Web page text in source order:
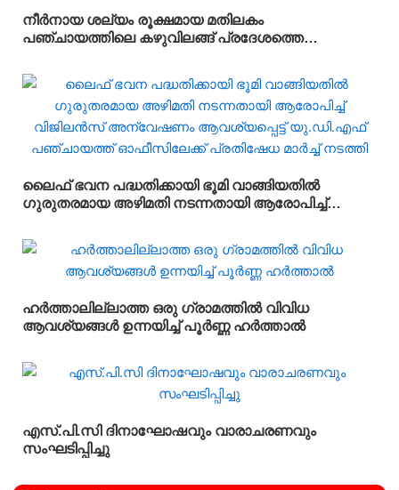
നീർനായ ശല്യം രൂക്ഷമായ മതിലകം
പഞ്ചായത്തിലെ കഴുവിലങ്ങ് പ്രദേശത്തെ
കുളങ്ങളിൽ കൂടുകൾ സ്ഥാപിച്ചു.
ലൈഫ് ഭവന പദ്ധതിക്കായി ഭൂമി വാങ്ങിയതിൽ
ഗുരുതരമായ അഴിമതി നടന്നതായി ആരോപിച്ച്
പഞ്ചായത്ത് ഓഫീസിലേക്ക് പ്രതിഷേധ മാർച്ച്
നടത്തി
ഹർത്താലില്ലാത്ത ഒരു ഗ്രാമത്തിൽ വിവിധ
ആവശ്യങ്ങൾ ഉന്നയിച്ച് പൂർണ്ണ ഹർത്താൽ
എസ്.പി.സി ദിനാഘോഷവും വാരാചരണവും
സംഘടിപ്പിച്ചു